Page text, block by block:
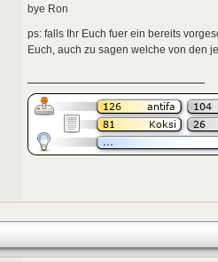
bye Ron
ps: falls Ihr Euch fuer ein bereits
Euch, auch zu sagen welche von den